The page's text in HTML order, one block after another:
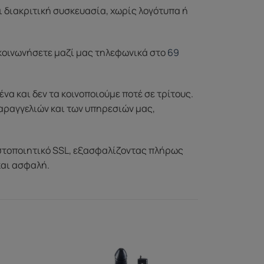
διακριτική συσκευασία, χωρίς λογότυπα ή
μαζί μας τηλεφωνικά στο69
και δεν τα κοινοποιούμε ποτέ σε τρίτους.
και των υπηρεσιών μας,
SSL, εξασφαλίζοντας πλήρως
ασφαλή.